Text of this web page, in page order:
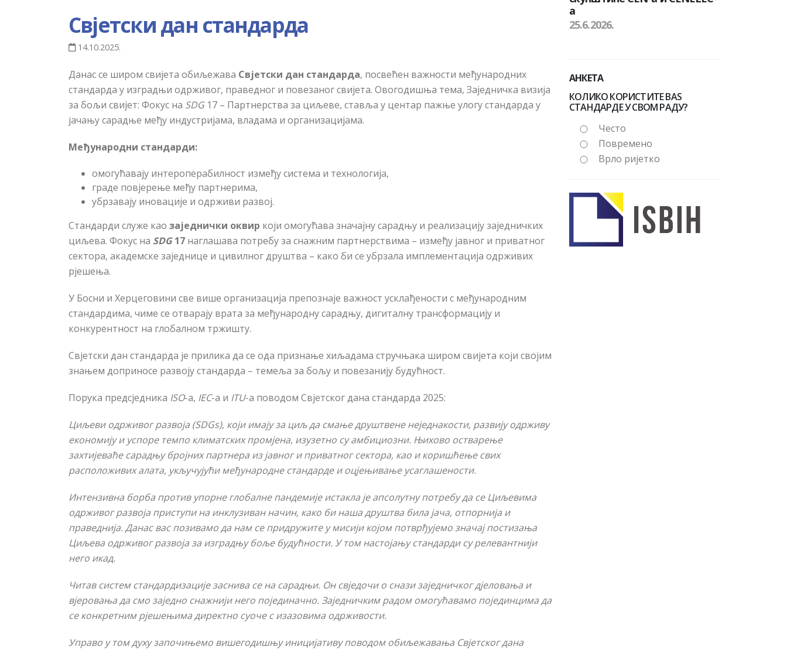
Свјетски дан стандарда
14.10.2025.
Данас се широм свијета обиљежава Свјетски дан стандарда, посвећен важности међународних
стандарда у изградњи одрживог, праведног и повезаног свијета. Овогодишња тема, Заједничка визија
за бољи свијет: Фокус на SDG17 – Партнерства за циљеве, ставља у центар пажње улогу стандарда у
јачању сарадње међу индустријама, владама и организацијама.
Међународни стандарди:
омогућавају интероперабилност између система и технологија,
граде повјерење међу партнерима,
убрзавају иновације и одрживи развој.
Стандарди служе као заједнички оквир који омогућава значајну сарадњу и реализацију заједничких
циљева. Фокус на SDG17 наглашава потребу за снажним партнерствима – између јавног и приватног
сектора, академске заједнице и цивилног друштва – како би се убрзала имплементација одрживих
рјешења.
У Босни и Херцеговини све више организација препознаје важност усклађености с међународним
стандардима, чиме се отварају врата за међународну сарадњу, дигиталну трансформацију и
конкурентност на глобалном тржишту.
Свјетски дан стандарда је прилика да се ода признање хиљадама стручњака широм свијета који својим
знањем доприносе развоју стандарда – темеља за бољу и повезанију будућност.
Порука предсједника ISO-а, IEC-а и ITU-а поводом Свјетског дана стандарда 2025:
Циљеви одрживог развоја (SDGs), који имају за циљ да смање друштвене неједнакости, развију одрживу
економију и успоре темпо климатских промјена, изузетно су амбициозни. Њихово остварење
захтијеваће сарадњу бројних партнера из јавног и приватног сектора, као и коришћење свих
расположивих алата, укључујући међународне стандарде и оцјењивање усаглашености.
Интензивна борба против упорне глобалне пандемије истакла је апсолутну потребу да се Циљевима
одрживог развоја приступи на инклузиван начин, како би наша друштва била јача, отпорнија и
праведнија. Данас вас позивамо да нам се придружите у мисији којом потврђујемо значај постизања
Циљева одрживог развоја за изградњу боље будућности. У том настојању стандарди су релевантнији
него икад.
Читав систем стандардизације заснива се на сарадњи. Он свједочи о снази заједничког дјеловања и
вјеровања да смо заједно снажнији него појединачно. Заједничким радом омогућавамо појединцимада
се конкретним рјешењима директно суоче с изазовима одрживости.
Управо у том духу започињемо вишегодишњу иницијативу поводом обиљежавања Свјетског дана
а
25.6.2026.
АНКЕТА
КОЛИКО КОРИСТИТЕ BAS
СТАНДАРДЕ У СВОМ РАДУ?
Често
Повремено
Врло ријетко